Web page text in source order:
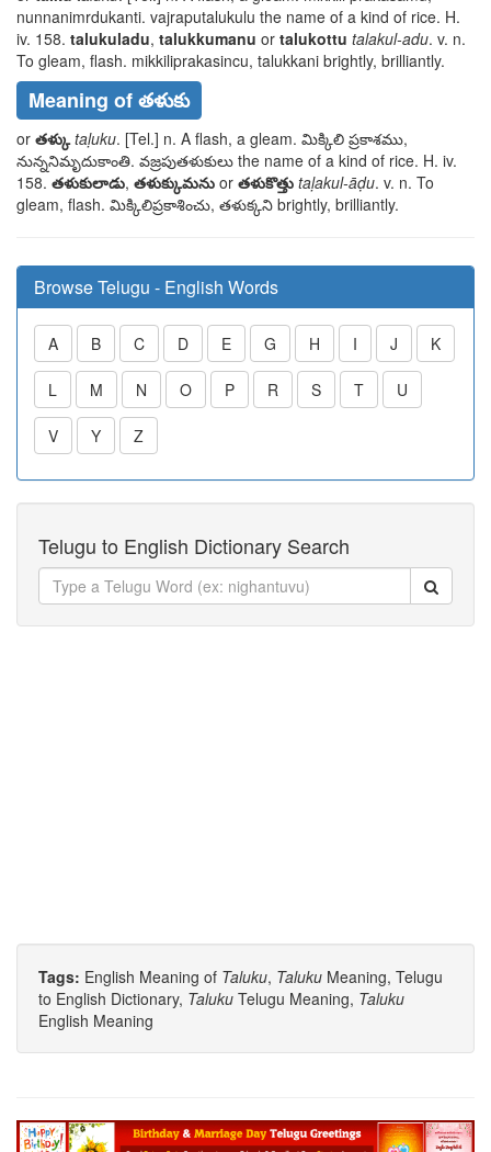
nunnanimrdukanti. vajraputalukulu the name of a kind of rice. H.
iv. 158. talukuladu, talukkumanu or talukottu talakul-adu. v. n.
To gleam, flash. mikkiliprakasincu, talukkani brightly, brilliantly.
Meaning of తళుకు
or తళ్కు taḷuku. [Tel.] n. A flash, a gleam. మిక్కిలి ప్రకాశము,
నున్ననిమృదుకాంతి. వజ్రపుతళుకులు the name of a kind of rice. H. iv.
158. తళుకులాడు, తళుక్కుమను or తళుకొత్తు taḷakul-āḍu. v. n. To
gleam, flash. మిక్కిలిప్రకాశించు, తళుక్కని brightly, brilliantly.
Browse Telugu - English Words
A B C D E G H I J K
L M N O P R S T U
V Y Z
Telugu to English Dictionary Search
Tags: English Meaning of Taluku, Taluku Meaning, Telugu
to English Dictionary, Taluku Telugu Meaning, Taluku
English Meaning